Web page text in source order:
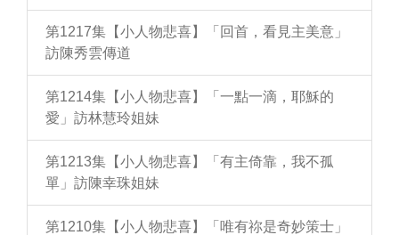
第1217集【小人物悲喜】「回首，看見主美意」
訪陳秀雲傳道
第1214集【小人物悲喜】「一點一滴，耶穌的
愛」訪林慧玲姐妹
第1213集【小人物悲喜】「有主倚靠，我不孤
單」訪陳幸珠姐妹
第1210集【小人物悲喜】「唯有祢是奇妙策士」